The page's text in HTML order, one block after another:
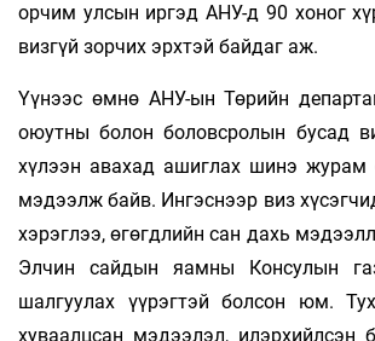
орчим улсын иргэд АНУ-д 90 хоног
визгүй зорчих эрхтэй байдаг аж.
Үүнээс өмнө АНУ-ын Төрийн
оюутны болон боловсролын бусад
хүлээн авахад ашиглах шинэ журам
мэдээлж байв. Ингэснээр виз
хэрэглээ, өгөгдлийн сан дахь
Элчин сайдын яамны Консулын
шалгуулах үүрэгтэй болсон юм.
хуваалцсан мэдээлэл, илэрхийлсэн